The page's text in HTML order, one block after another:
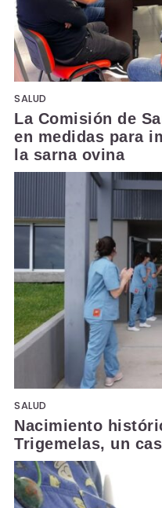
SALUD
La Comisión de
en medidas para
la sarna ovina
SALUD
Nacimiento
Trigemelas, un